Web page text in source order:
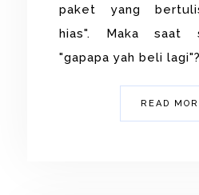
paket yang
hias". Maka saat
"gapapa yah beli
READ